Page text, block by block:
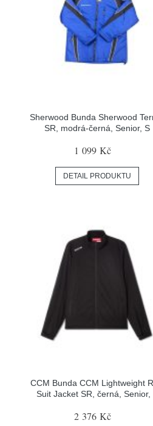
Sherwood Bunda Sherwood
SR, modrá-černá, Senior, S
1 099 Kč
DETAIL PRODUKTU
CCM Bunda CCM Lightweight
Suit Jacket SR, černá, Senior,
2 376 Kč